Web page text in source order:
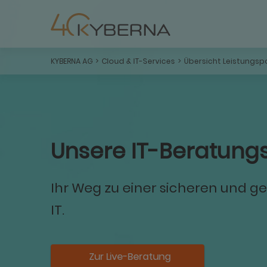
KYBERNA AG Cloud & IT-Services Übersicht
Unsere IT-
Ihr Weg zu einer sicheren und
IT.
Zur Live-Beratung